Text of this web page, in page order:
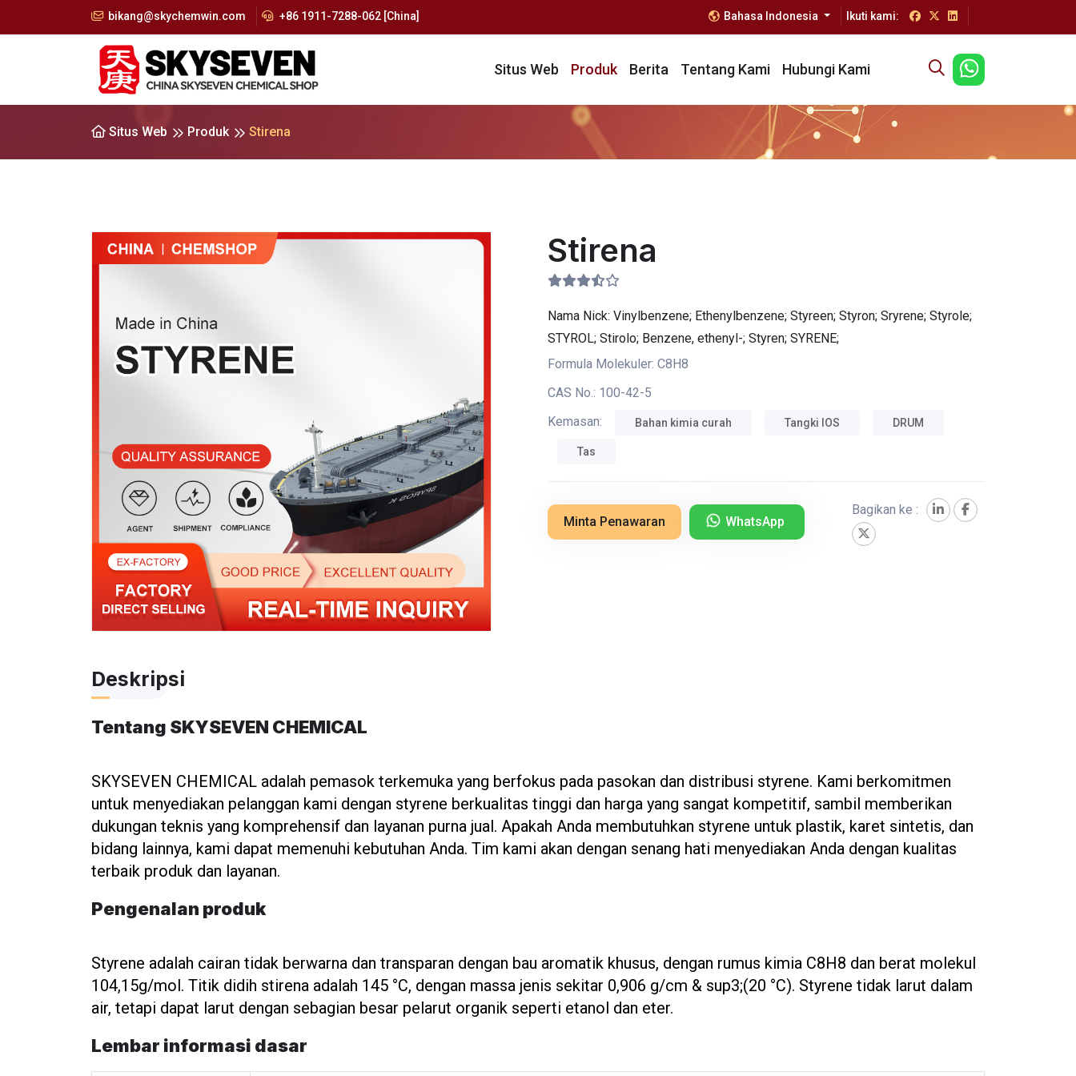
bikang@skychemwin.com +86 1911-7288-062 [China] Bahasa Indonesia Ikuti kami:
Situs Web Produk Berita Tentang Kami Hubungi Kami
Situs Web Produk Stirena
Stirena
Nama Nick: Vinylbenzene; Ethenylbenzene; Styreen; Styron; Sryrene; Styrole;
STYROL; Stirolo; Benzene, ethenyl-; Styren; SYRENE;
Formula Molekuler: C8H8
CAS No.: 100-42-5
Kemasan:
Bahan kimia curah Tangki IOS DRUM
Tas
Minta Penawaran WhatsApp
Bagikan ke :
Deskripsi
Tentang SKYSEVEN CHEMICAL
SKYSEVEN CHEMICAL adalah pemasok terkemuka yang berfokus pada pasokan dan distribusi styrene. Kami berkomitmen
untuk menyediakan pelanggan kami dengan styrene berkualitas tinggi dan harga yang sangat kompetitif, sambil memberikan
dukungan teknis yang komprehensif dan layanan purna jual. Apakah Anda membutuhkan styrene untuk plastik, karet sintetis, dan
bidang lainnya, kami dapat memenuhi kebutuhan Anda. Tim kami akan dengan senang hati menyediakan Anda dengan kualitas
terbaik produk dan layanan.
Pengenalan produk
Styrene adalah cairan tidak berwarna dan transparan dengan bau aromatik khusus, dengan rumus kimia C8H8 dan berat molekul
104,15g/mol. Titik didih stirena adalah 145 °C, dengan massa jenis sekitar 0,906 g/cm & sup3;(20 °C). Styrene tidak larut dalam
air, tetapi dapat larut dengan sebagian besar pelarut organik seperti etanol dan eter.
Lembar informasi dasar